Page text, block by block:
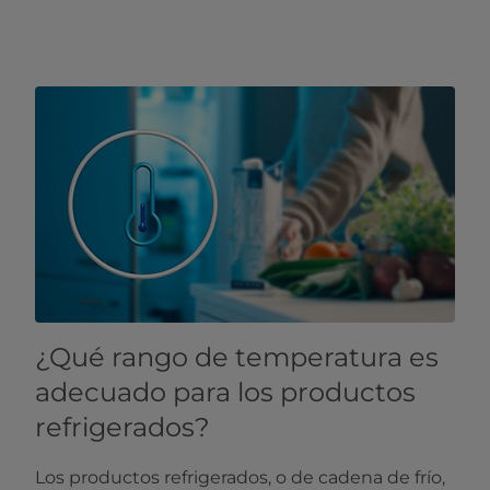
¿Qué rango de temperatura es
adecuado para los productos
refrigerados?
Los productos refrigerados, o de cadena de frío,